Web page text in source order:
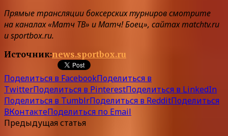
Прямые трансляции боксерских турниров смотрите
на каналах «Матч ТВ» и Матч! Боец», сайтах matchtv.ru
и sportbox.ru.
Источник:news.sportbox.ru
Поделиться в FacebookПоделиться в
TwitterПоделиться в PinterestПоделиться в LinkedIn
Поделиться в TumblrПоделиться в RedditПоделиться
ВКонтактеПоделиться по Email
Предыдущая статья